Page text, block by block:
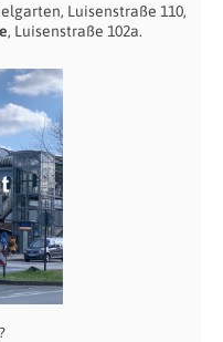
Luisenstraße 110,
, Luisenstraße 102a.